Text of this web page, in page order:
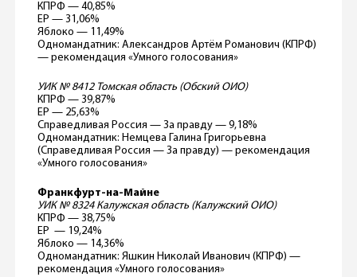
КПРФ — 40,85%
ЕР — 31,06%
Яблоко — 11,49%
Одномандатник: Александров Артём Романович (КПРФ)
— рекомендация «Умного голосования»
УИК № 8412 Томская область (Обский ОИО)
КПРФ — 39,87%
ЕР — 25,63%
Справедливая Россия — За правду — 9,18%
Одномандатник: Немцева Галина Григорьевна
(Справедливая Россия — За правду) — рекомендация
«Умного голосования»
Франкфурт-на-Майне
УИК № 8324 Калужская область (Калужский ОИО)
КПРФ — 38,75%
ЕР — 19,24%
Яблоко — 14,36%
Одномандатник: Яшкин Николай Иванович (КПРФ) —
рекомендация «Умного голосования»